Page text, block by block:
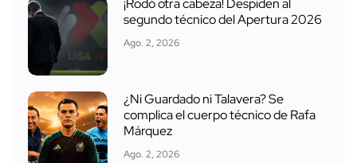
¡Rodó otra cabeza! Despiden al
segundo técnico del Apertura 2026
Ago. 2, 2026
¿Ni Guardado ni Talavera? Se
complica el cuerpo técnico de Rafa
Márquez
Ago. 2, 2026